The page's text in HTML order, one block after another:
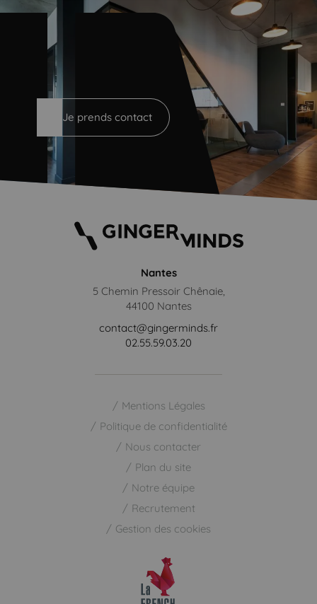
Un projet ? On en parle...
Je prends contact
Nantes
5 Chemin Pressoir Chênaie,
44100 Nantes
contact@gingerminds.fr
02.55.59.03.20
Mentions Légales
Politique de confidentialité
Nous contacter
Plan du site
Notre équipe
Recrutement
Gestion des cookies